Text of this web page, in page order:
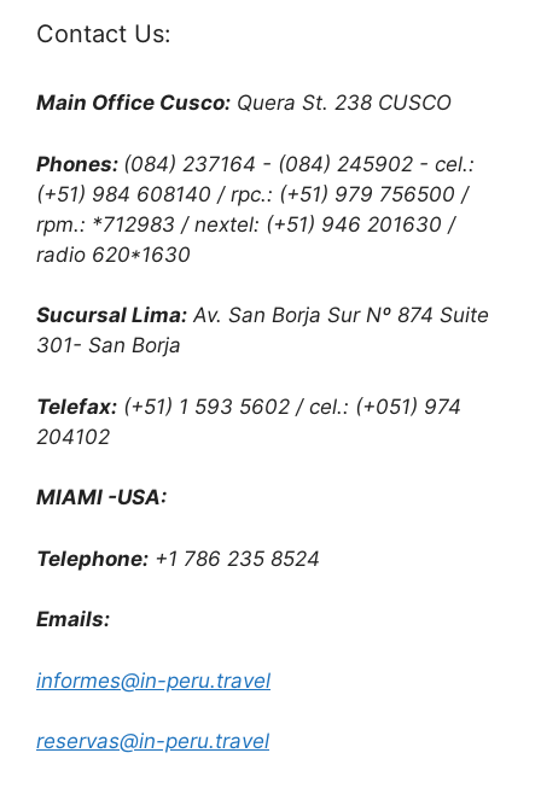
Contact Us:
Main Office Cusco: Quera St. 238 CUSCO
Phones: (084) 237164 - (084) 245902 - cel.:
(+51) 984 608140 / rpc.: (+51) 979 756500 /
rpm.: *712983 / nextel: (+51) 946 201630 /
radio 620*1630
Sucursal Lima: Av. San Borja Sur Nº 874 Suite
301- San Borja
Telefax: (+51) 1 593 5602 / cel.: (+051) 974
204102
MIAMI -USA:
Telephone: +1 786 235 8524
Emails:
informes@in-peru.travel
reservas@in-peru.travel